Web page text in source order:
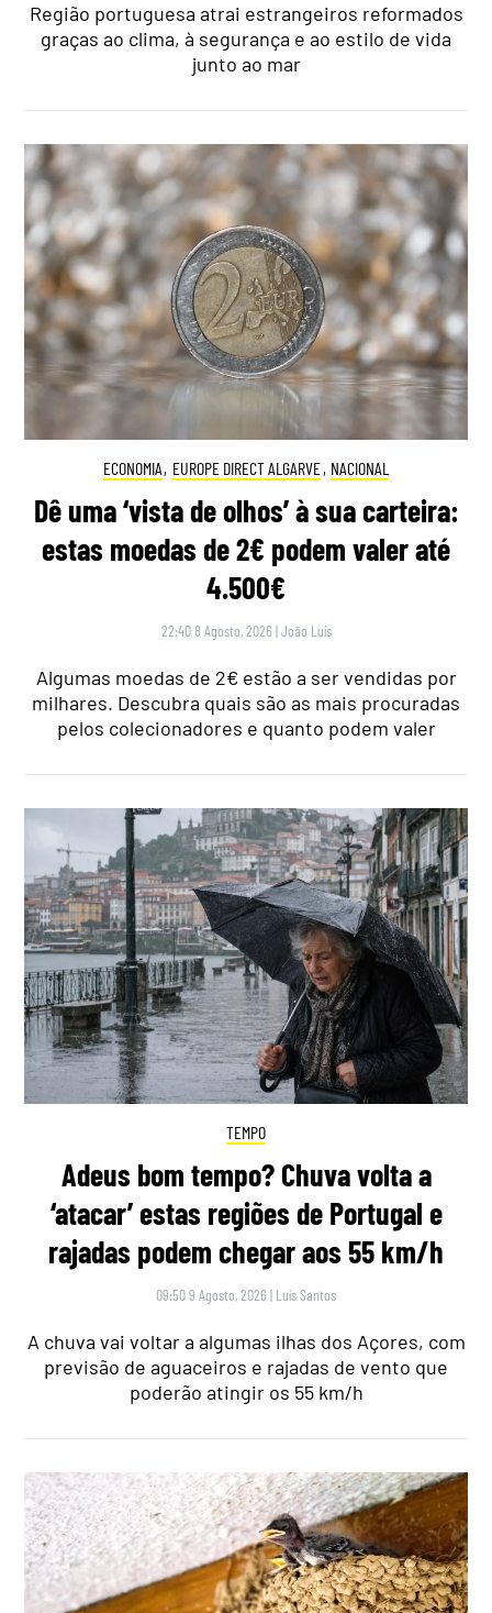
Região portuguesa atrai estrangeiros reformados
graças ao clima, à segurança e ao estilo de vida
junto ao mar
ECONOMIA, EUROPE DIRECT ALGARVE, NACIONAL
Dê uma ‘vista de olhos’ à sua carteira:
estas moedas de 2€ podem valer até
4.500€
22:40 8 Agosto, 2026 |João Luís
Algumas moedas de 2€ estão a ser vendidas por
milhares. Descubra quais são as mais procuradas
pelos colecionadores e quanto podem valer
TEMPO
Adeus bom tempo? Chuva volta a
‘atacar’ estas regiões de Portugal e
rajadas podem chegar aos 55 km/h
09:50 9 Agosto, 2026 | Luís Santos
A chuva vai voltar a algumas ilhas dos Açores, com
previsão de aguaceiros e rajadas de vento que
poderão atingir os 55 km/h